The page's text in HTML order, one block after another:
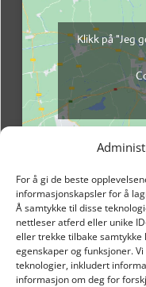
For å gi de beste
informasjonskapsler for å
Å samtykke til disse
nettleser atferd eller unike
eller trekke tilbake samtykke
egenskaper og funksjoner.
teknologier, inkludert
informasjon om deg for
Klikk på "Jeg